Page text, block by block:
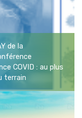
de la
COVID : au plus
terrain